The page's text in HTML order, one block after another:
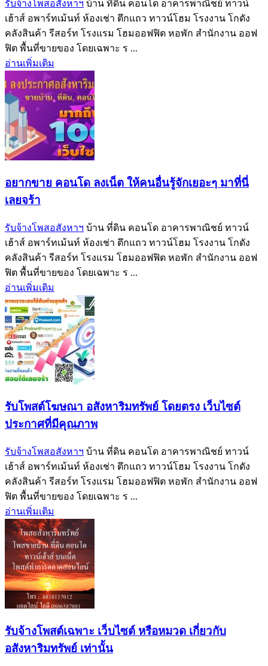
รับจ้างโพสอสังหาฯ บ้าน ที่ดิน คอนโด อาคารพาณิชย์ ทาวน์
เฮ้าส์ อพาร์ทเม้นท์ ห้องเช่า ตึกแถว ทาวน์โฮม โรงงาน โกดัง
คลังสินค้า รีสอร์ท โรงแรม โฮมออฟฟิต หอพัก สำนักงาน ออฟ
ฟิต พื้นที่ขายของ โดยเฉพาะ ร ...
อ่านเพิ่มเติม
อยากขาย คอนโด ลงเน็ต ให้คนอื่นรู้จักเยอะๆ มาที่นี่
เลยจร้า
รับจ้างโพสอสังหาฯ บ้าน ที่ดิน คอนโด อาคารพาณิชย์ ทาวน์
เฮ้าส์ อพาร์ทเม้นท์ ห้องเช่า ตึกแถว ทาวน์โฮม โรงงาน โกดัง
คลังสินค้า รีสอร์ท โรงแรม โฮมออฟฟิต หอพัก สำนักงาน ออฟ
ฟิต พื้นที่ขายของ โดยเฉพาะ ร ...
อ่านเพิ่มเติม
รับโพสต์โฆษณา อสังหาริมทรัพย์ โดยตรง เว็บไซต์
ประกาศที่มีคุณภาพ
รับจ้างโพสอสังหาฯ บ้าน ที่ดิน คอนโด อาคารพาณิชย์ ทาวน์
เฮ้าส์ อพาร์ทเม้นท์ ห้องเช่า ตึกแถว ทาวน์โฮม โรงงาน โกดัง
คลังสินค้า รีสอร์ท โรงแรม โฮมออฟฟิต หอพัก สำนักงาน ออฟ
ฟิต พื้นที่ขายของ โดยเฉพาะ ร ...
อ่านเพิ่มเติม
รับจ้างโพสต์เฉพาะ เว็บไซต์ หรือหมวด เกี่ยวกับ
อสังหาริมทรัพย์ เท่านั้น